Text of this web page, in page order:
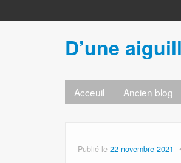
D’une
Acceuil Ancien blog
Publié le 22 novembre 2021